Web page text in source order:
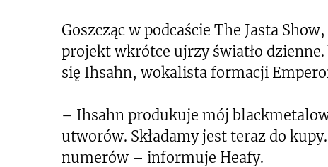
Goszcząc w podcaście The Jasta
projekt wkrótce ujrzy światło
się Ihsahn, wokalista formacji
– Ihsahn produkuje mój
utworów. Składamy jest teraz do
numerów – informuje Heafy.